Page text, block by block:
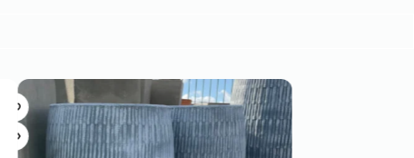
AGOTADO